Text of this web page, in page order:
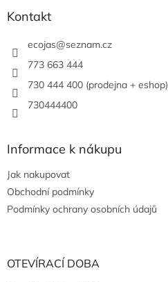
Kontakt
ecojas@seznam.cz
773 663 444
730 444 400 (prodejna + eshop)
730444400
Informace k nákupu
Jak nakupovat
Obchodní podmínky
Podmínky ochrany osobních údajů
OTEVÍRACÍ DOBA